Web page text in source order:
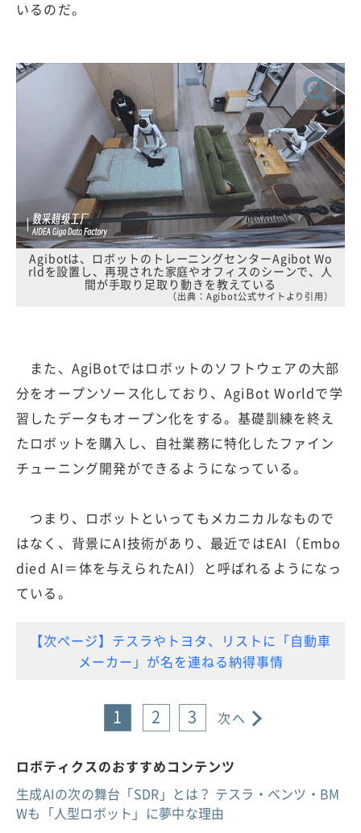
いるのだ。
Agibotは、ロボットのトレーニングセンターAgibot Wo
rldを設置し、再現された家庭やオフィスのシーンで、人
間が手取り足取り動きを教えている
（出典：Agibot公式サイトより引用）
また、AgiBotではロボットのソフトウェアの大部
分をオープンソース化しており、AgiBot Worldで学
習したデータもオープン化をする。基礎訓練を終え
たロボットを購入し、自社業務に特化したファイン
チューニング開発ができるようになっている。
つまり、ロボットといってもメカニカルなもので
はなく、背景にAI技術があり、最近ではEAI（Embo
died AI＝体を与えられたAI）と呼ばれるようになっ
ている。
【次ページ】テスラやトヨタ、リストに「自動車
メーカー」が名を連ねる納得事情
1 2 3 次へ
ロボティクスのおすすめコンテンツ
生成AIの次の舞台「SDR」とは？ テスラ・ベンツ・BM
Wも「人型ロボット」に夢中な理由